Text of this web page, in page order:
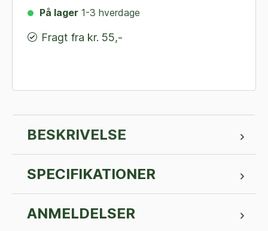
På lager 1-3 hverdage
Fragt fra kr. 55,-
BESKRIVELSE
SPECIFIKATIONER
ANMELDELSER